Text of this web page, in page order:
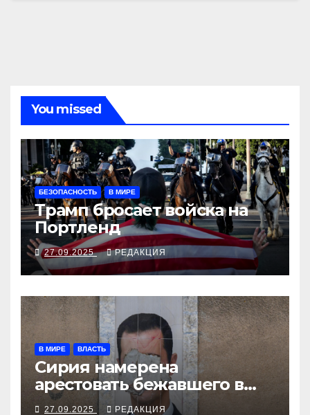
You missed
БЕЗОПАСНОСТЬ В МИРЕ
Трамп бросает войска на
Портленд
27.09.2025 РЕДАКЦИЯ
В МИРЕ ВЛАСТЬ
Сирия намерена
арестовать бежавшего в
Москву экс-диктатора
27.09.2025 РЕДАКЦИЯ